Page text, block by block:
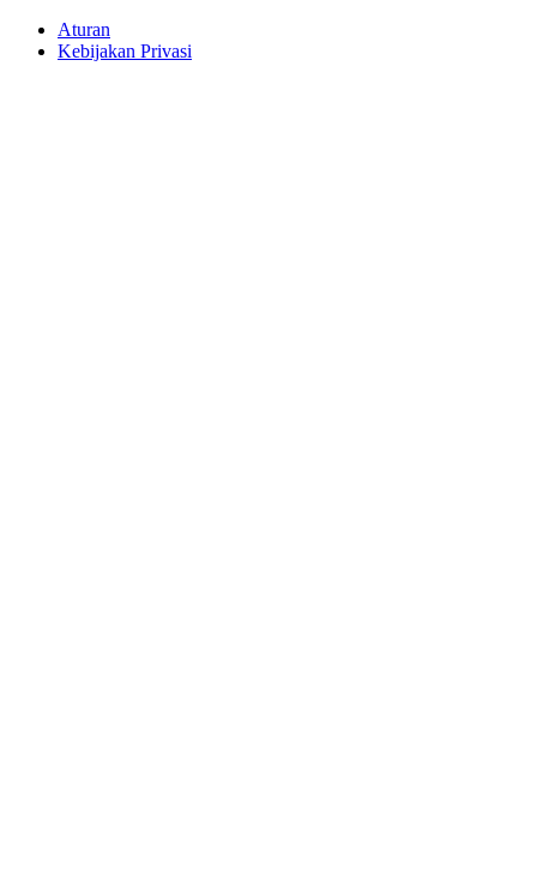
Aturan
Kebijakan Privasi